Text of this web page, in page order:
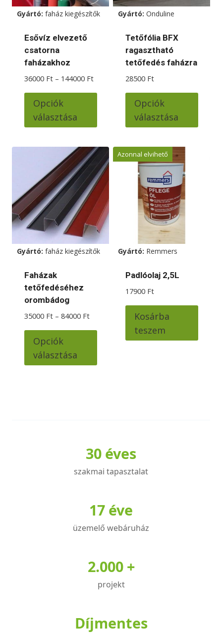
termékoldalon
választhatók
termékoldalon
választhatók
Gyártó: faház kiegészítők
Esővíz elvezető
csatorna
faházakhoz
36000 Ft – 144000 FtÁrtartomány:
Opciók
választása
terméknek
variációja
van.
A
változatok
a
termékoldalon
választhatók
ki
Gyártó: Onduline
Tetőfólia BFX
ragasztható
tetőfedés faházra
28500 Ft
Opciók
választása
Gyártó: faház kiegészítők
Faházak
tetőfedéséhez
orombádog
35000 Ft – 84000 FtÁrtartomány:
Opciók
választása
terméknek
termékoldalon
választhatók
Azonnal elvihető
Gyártó: Remmers
Padlóolaj 2,5L
17900 Ft
Kosárba
teszem
30 éves
szakmai tapasztalat
17 éve
üzemelő webáruház
2.000 +
projekt
Díjmentes